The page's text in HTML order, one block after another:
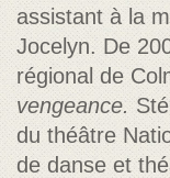
assistant à la
Jocelyn. De
régional de
vengeance.
du théâtre
de danse et